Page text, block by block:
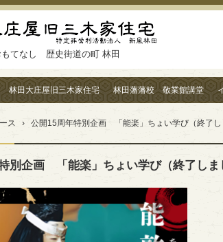
もてなし 歴史街道の町 林田
林田大庄屋旧三木家住宅 林田藩藩校 敬業館講堂
ス › 公開15周年特別企画 「能楽」ちょい学び（終了し
別企画 「能楽」ちょい学び（終了しま